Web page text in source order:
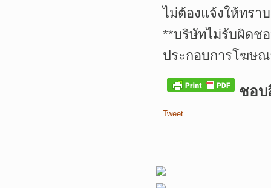
ไม่ต้องแจ้งให้ทรา
**บริษัทไม่รับผิดช
ประกอบการโฆษ
ชอบ
Tweet